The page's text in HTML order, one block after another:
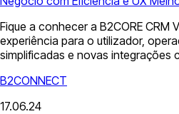
Fique a conhecer a B2CORE CRM
experiência para o utilizador,
simplificadas e novas integrações
B2CONNECT
17.06.24